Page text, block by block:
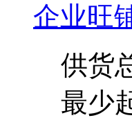
企业旺
供货
最少